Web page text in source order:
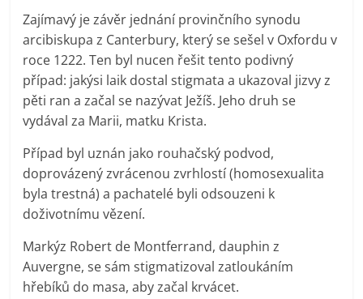
Zajímavý je závěr jednání provinčního synodu
arcibiskupa z Canterbury, který se sešel v Oxfordu v
roce 1222. Ten byl nucen řešit tento podivný
případ: jakýsi laik dostal stigmata a ukazoval jizvy z
pěti ran a začal se nazývat Ježíš. Jeho druh se
vydával za Marii, matku Krista.
Případ byl uznán jako rouhačský podvod,
doprovázený zvrácenou zvrhlostí (homosexualita
byla trestná) a pachatelé byli odsouzeni k
doživotnímu vězení.
Markýz Robert de Montferrand, dauphin z
Auvergne, se sám stigmatizoval zatloukáním
hřebíků do masa, aby začal krvácet.